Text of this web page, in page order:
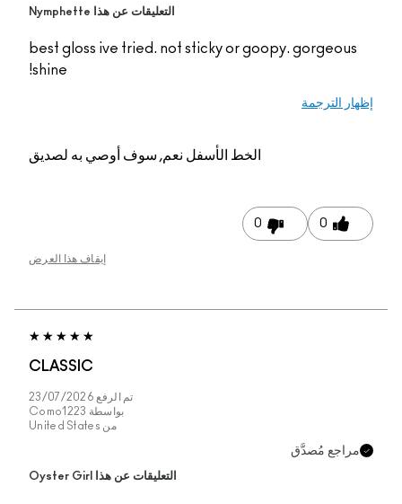
التعليقات عن هذا Nymphette
best gloss ive tried. not sticky or goopy. gorgeous
shine!
إظهار الترجمة
الخط الأسفلنعم, سوف أوصي به لصديق
0
0
إيقاف هذا العرض
CLASSIC
تم الرفع 23/07/2026
بواسطة Como1223
من United States
مراجع مُصدَّق
التعليقات عن هذا Oyster Girl